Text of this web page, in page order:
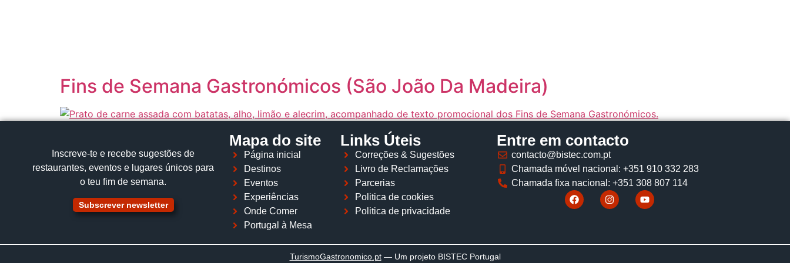
Fins de Semana Gastronómicos (São João Da Madeira)
Inscreve‑te e recebe sugestões de
restaurantes, eventos e lugares únicos para
o teu fim de semana.
Subscrever newsletter
Mapa do site
Página inicial
Destinos
Eventos
Experiências
Onde Comer
Portugal à Mesa
Links Úteis
Correções & Sugestões
Livro de Reclamações
Parcerias
Politica de cookies
Politica de privacidade
Entre em contacto
contacto@bistec.com.pt
Chamada móvel nacional: +351 910 332 283
Chamada fixa nacional: +351 308 807 114
TurismoGastronomico.pt— Um projeto BISTEC Portugal